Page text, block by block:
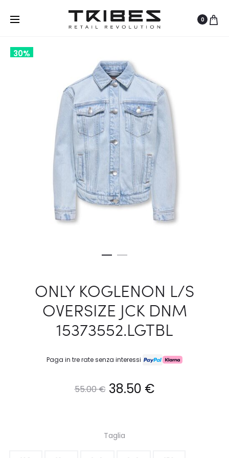
0
30%
ONLY KOGLENON L/S
OVERSIZE JCK DNM
15373552.LGTBL
Paga in tre rate senza interessi
55.00€ Il
originale
38.50 €Il
Taglia